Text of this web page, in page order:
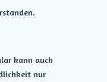
kann auch
nur